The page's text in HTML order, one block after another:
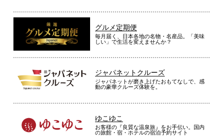
グルメ定期便
毎月届く、日本各地の名物・名産品。「美味
しい」で生活を変えませんか？
ジャパネットクルーズ
ジャパネットが磨き上げたおもてなしで、感
動の豪華クルーズ体験を。
ゆこゆこ
お客様の『良質な温泉旅』をお手伝い。国内
の旅館・宿・ホテルの宿泊予約サイト